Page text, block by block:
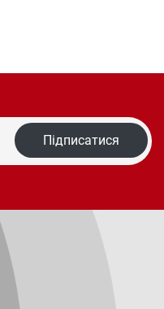
Підписатися